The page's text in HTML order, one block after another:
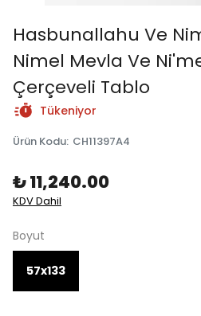
Hasbunallahu Ve
Nimel Mevla Ve
Çerçeveli Tablo
Tükeniyor
Ürün Kodu: CH11397A4
₺ 11,240.00
KDV Dahil
Boyut
57x133